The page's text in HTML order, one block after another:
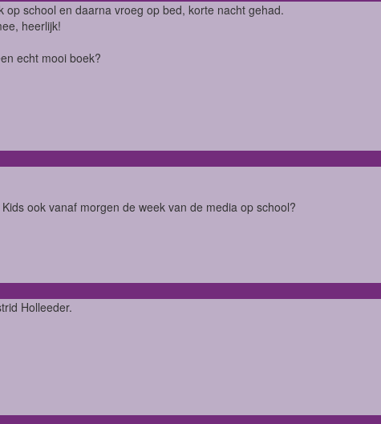
op school en daarna vroeg op bed, korte nacht gehad.
heerlijk!
echt mooi boek?
ook vanaf morgen de week van de media op school?
Holleeder.